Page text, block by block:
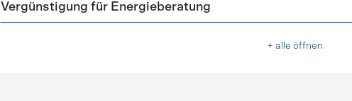
Vergünstigung für Energieberatung
+ alle öffnen